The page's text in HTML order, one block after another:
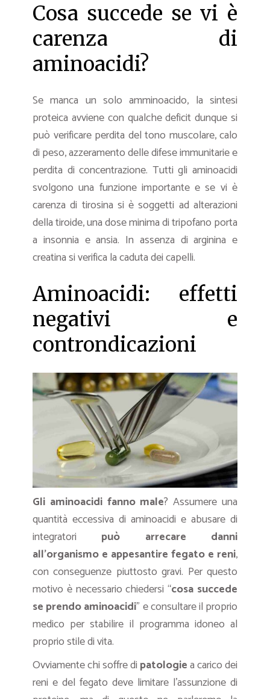
Cosa succede se vi è
carenza di
aminoacidi?
Se manca un solo amminoacido, la sintesi
proteica avviene con qualche deficit dunque si
può verificare perdita del tono muscolare, calo
di peso, azzeramento delle difese immunitarie e
perdita di concentrazione. Tutti gli aminoacidi
svolgono una funzione importante e se vi è
carenza di tirosina si è soggetti ad alterazioni
della tiroide, una dose minima di tripofano porta
a insonnia e ansia. In assenza di arginina e
creatina si verifica la caduta dei capelli.
Aminoacidi: effetti
negativi e
controndicazioni
Gli aminoacidi fanno male? Assumere una
quantità eccessiva di aminoacidi e abusare di
integratori può arrecare danni
all’organismo e appesantire fegato e reni,
con conseguenze piuttosto gravi. Per questo
motivo è necessario chiedersi “cosa succede
se prendo aminoacidi” e consultare il proprio
medico per stabilire il programma idoneo al
proprio stile di vita.
Ovviamente chi soffre di patologiea carico dei
reni e del fegato deve limitare l’assunzione di